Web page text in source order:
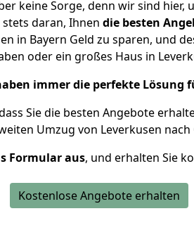
keine Sorge, denn wir sind hier,
daran, Ihnen die besten
in Bayern Geld zu sparen, und
oder ein großes Haus in
immer die perfekte Lösung
Sie die besten Angebote
Umzug von Leverkusen
Formular aus, und erhalten Sie
Kostenlose Angebote erhalten